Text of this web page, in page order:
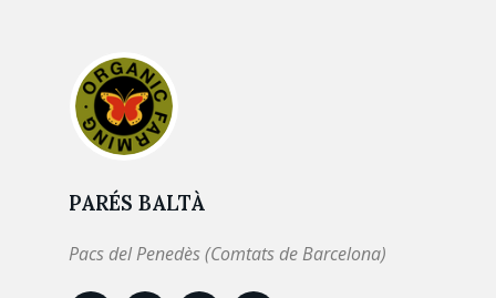
PARÉS BALTÀ
Pacs del Penedès (Comtats de Barcelona)